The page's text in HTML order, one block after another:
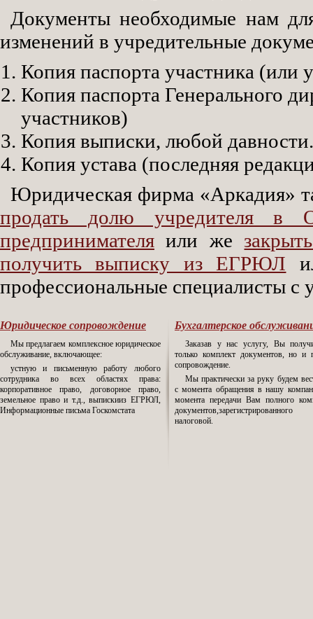
Документы необходимые нам
изменений в учредительные
Копия паспорта участника (или
Копия паспорта Генерального
участников)
Копия выписки, любой давности.
Копия устава (последняя
Юридическая фирма «Аркадия»
продать долю учредителя в
предпринимателя или же
получить выписку из ЕГРЮЛ
профессиональные специалисты с
Юридическое сопровождение
Мы предлагаем комплексное юридическое
обслуживание, включающее:
устную и письменную работу любого
сотрудника во всех областях права:
корпоративное право, договорное право,
земельное право и т.д., выпискииз ЕГРЮЛ,
Информационные письма Госкомстата
Бухгалтерское
Заказав у нас услугу, Вы
только комплект документов, но и
сопровождение.
Мы практически за руку будем
с момента обращения в нашу
момента передачи Вам полного
налоговой.